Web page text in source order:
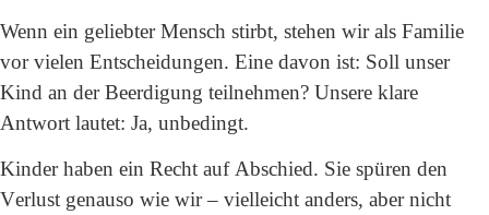
Wenn ein geliebter Mensch stirbt, stehen wir als Familie
vor vielen Entscheidungen. Eine davon ist: Soll unser
Kind an der Beerdigung teilnehmen? Unsere klare
Antwort lautet: Ja, unbedingt.
Kinder haben ein Recht auf Abschied. Sie spüren den
Verlust genauso wie wir – vielleicht anders, aber nicht